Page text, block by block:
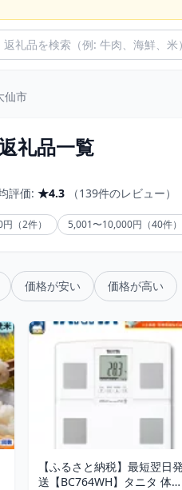
仙市
礼品一覧
評価: ★4.3 （139件のレビュー）
（2件） 5,001〜10,000円（40件）
価格が安い 価格が高い
【ふるさと納税】最短翌日発
送【BC764WH】タニタ 体組